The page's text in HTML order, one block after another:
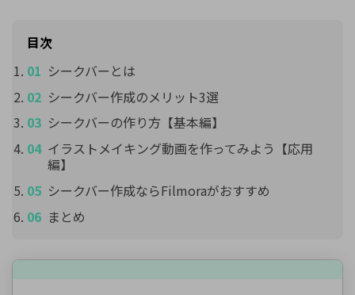
目次
シークバーとは
シークバー作成のメリット3選
シークバーの作り方【基本編】
イラストメイキング動画を作ってみよう【応用
編】
シークバー作成ならFilmoraがおすすめ
まとめ